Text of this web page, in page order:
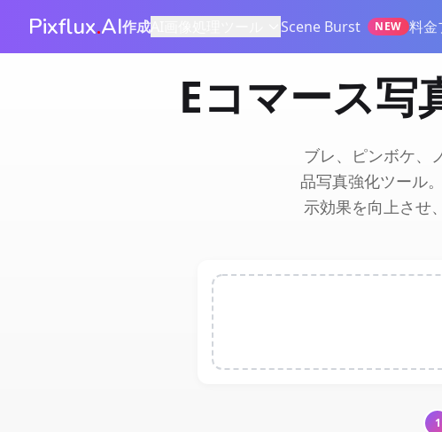
Pixflux.AI作成 Scene Burst NEW 料金
Eコマース写
ブレ、ピンボケ、
品写真強化ツール
示効果を向上させ
1